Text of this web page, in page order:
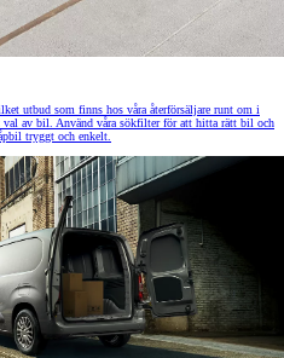
utbud som finns hos våra återförsäljare runt om i
av bil. Använd våra sökfilter för att hitta rätt bil och
tryggt och enkelt.